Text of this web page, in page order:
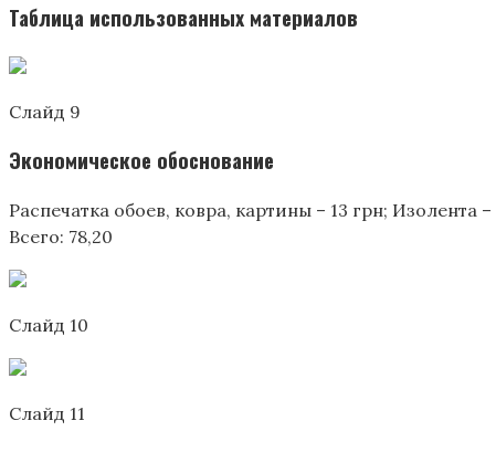
Таблица использованных материалов
Слайд 9
Экономическое обоснование
Распечатка обоев, ковра, картины – 13 грн; Изолента
Всего: 78,20
Слайд 10
Слайд 11